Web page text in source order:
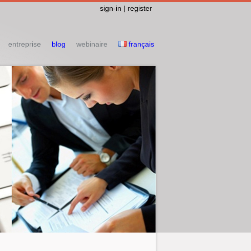
sign-in | register
entreprise blog webinaire français